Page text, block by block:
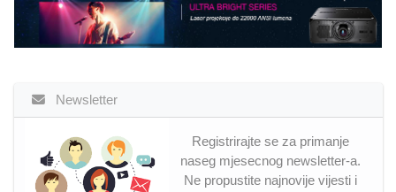
Newsletter
Registrirajte se za primanje
naseg mjesecnog newsletter-a.
Ne propustite najnovije vijesti i